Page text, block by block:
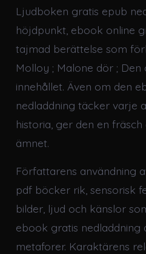
Ljudboken gratis epub
höjdpunkt, ebook online
tajmad berättelse som
Molloy ; Malone dör ;
innehållet. Även om den
nedladdning täcker varje
historia, ger den en
ämnet.
Författarens användning
pdf böcker rik, sensorisk
bilder, ljud och känslor
ebook gratis nedladdning
metaforer. Karaktärens